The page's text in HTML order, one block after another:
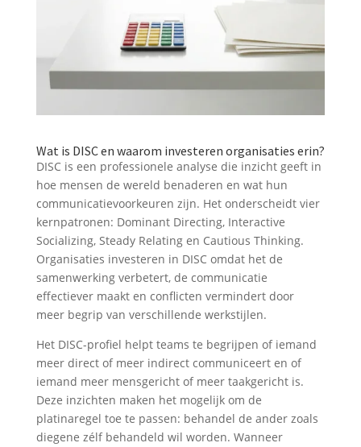
Wat is DISC en waarom investeren organisaties erin?
DISC is een professionele analyse die inzicht geeft in
hoe mensen de wereld benaderen en wat hun
communicatievoorkeuren zijn. Het onderscheidt vier
kernpatronen: Dominant Directing, Interactive
Socializing, Steady Relating en Cautious Thinking.
Organisaties investeren in DISC omdat het de
samenwerking verbetert, de communicatie
effectiever maakt en conflicten vermindert door
meer begrip van verschillende werkstijlen.
Het DISC-profiel helpt teams te begrijpen of iemand
meer direct of meer indirect communiceert en of
iemand meer mensgericht of meer taakgericht is.
Deze inzichten maken het mogelijk om de
platinaregel toe te passen: behandel de ander zoals
diegene zélf behandeld wil worden. Wanneer